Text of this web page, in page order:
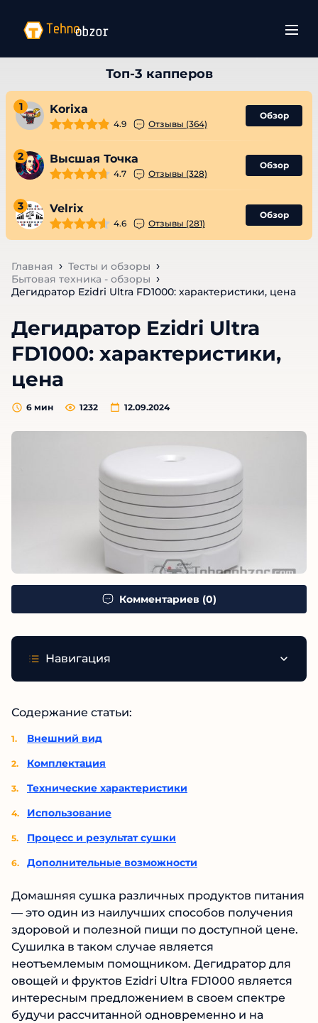
1 Korixa
4.9 Отзывы (364)
Обзор
2 Высшая Точка
4.7 Отзывы (328)
Обзор
3 Velrix
4.6 Отзывы (281)
Обзор
Главная
Тесты и обзоры
Бытовая техника - обзоры
Дегидратор Ezidri Ultra FD1000: характеристики, цена
Дегидратор Ezidri Ultra
FD1000: характеристики,
цена
12.09.2024
6 мин 1232
Комментариев (0)
Навигация
Содержание статьи:
Внешний вид
Комплектация
Технические характеристики
Использование
Процесс и результат сушки
Дополнительные возможности
Домашняя сушка различных продуктов питания
— это один из наилучших способов получения
здоровой и полезной пищи по доступной цене.
Сушилка в таком случае является
неотъемлемым помощником. Дегидратор для
овощей и фруктов Ezidri Ultra FD1000 является
интересным предложением в своем спектре
будучи рассчитанной одновременно и на